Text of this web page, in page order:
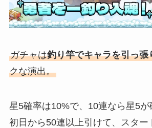
ガチャは釣り竿でキャラを引っ張
クな演出。
星5確率は10%で、10連なら星5が
初日から50連以上引けて、スター